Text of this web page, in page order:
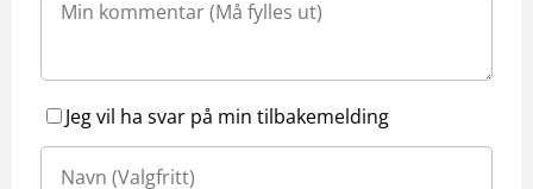
Jeg vil ha svar på min tilbakemelding